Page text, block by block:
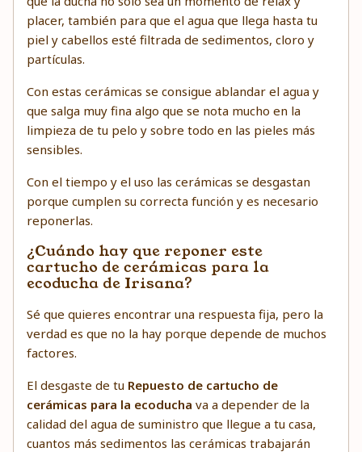
placer, también para que el agua que llega hasta tu
piel y cabellos esté filtrada de sedimentos, cloro y
partículas.
Con estas cerámicas se consigue ablandar el agua y
que salga muy fina algo que se nota mucho en la
limpieza de tu pelo y sobre todo en las pieles más
sensibles.
Con el tiempo y el uso las cerámicas se desgastan
porque cumplen su correcta función y es necesario
reponerlas.
¿Cuándo hay que reponer este
cartucho de cerámicas para la
ecoducha de Irisana?
Sé que quieres encontrar una respuesta fija, pero la
verdad es que no la hay porque depende de muchos
factores.
El desgaste de tu Repuesto de cartucho de
cerámicas para la ecoducha va a depender de la
calidad del agua de suministro que llegue a tu casa,
cuantos más sedimentos las cerámicas trabajarán